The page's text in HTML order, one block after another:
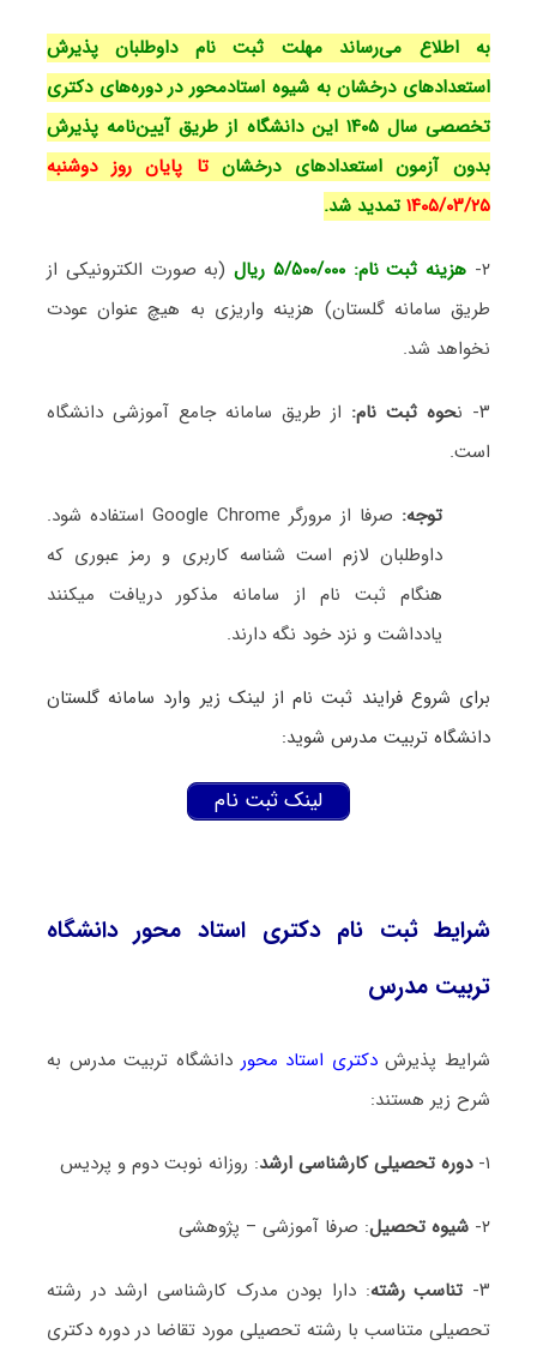
به اطلاع می‌رساند مهلت ثبت نام داوطلبان پذیرش
استعدادهای درخشان به شیوه استادمحور در دوره‌های دکتری
تخصصی سال ۱۴۰۵ این دانشگاه از طریق آیین‌نامه پذیرش
بدون آزمون استعدادهای درخشانتا پایان روز دوشنبه
۱۴۰۵/۰۳/۲۵تمدید شد.
۲- هزینه ثبت نام: ۵/۵۰۰/۰۰۰ ریال
(به صورت الکترونیکی از
طریق سامانه گلستان) هزینه واریزی به هیچ عنوان عودت
نخواهد شد.
۳- ن حوه ثبت نام: از طریق سامانه جامع آموزشی دانشگاه
است.
توجه: صرفا از مرورگر Google Chrome استفاده شود.
داوطلبان لازم است شناسه کاربری و رمز عبوری که
هنگام ثبت نام از سامانه مذکور دریافت میکنند
یادداشت و نزد خود نگه دارند.
برای شروع فرایند ثبت نام از لینک زیر وارد سامانه گلستان
دانشگاه تربیت مدرس شوید:
لینک ثبت نام
شرایط ثبت نام دکتری استاد محور دانشگاه
تربیت مدرس
شرایط پذیرشدکتری استاد محور دانشگاه تربیت مدرس به
شرح زیر هستند:
۱- دوره تحصیلی کارشناسی ارشد: روزانه نوبت دوم و پردیس
۲- شیوه تحصیل: صرفا آموزشی – پژوهشی
۳- تناسب رشته: دارا بودن مدرک کارشناسی ارشد در رشته
تحصیلی متناسب با رشته تحصیلی مورد تقاضا در دوره دکتری